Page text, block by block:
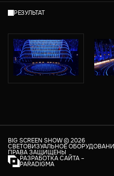
РЕЗУЛЬТАТ
BIG SCREEN SHOW ©2026
СВЕТОВИЗУАЛЬНОЕ
ПРАВА ЗАЩИЩЕНЫ
РАЗРАБОТКА САЙТА –
PARADIGMA